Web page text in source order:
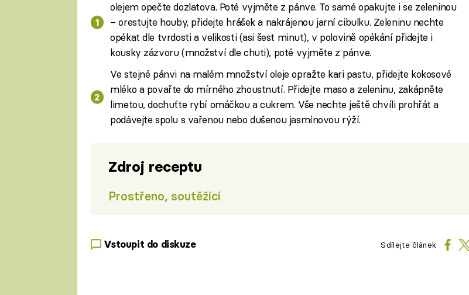
olejem opečte dozlatova. Poté vyjměte z pánve. To samé opakujte i se zeleninou
– orestujte houby, přidejte hrášek a nakrájenou jarní cibulku. Zeleninu nechte
opékat dle tvrdosti a velikosti (asi šest minut), v polovině opékání přidejte i
kousky zázvoru (množství dle chuti), poté vyjměte z pánve.
Ve stejné pánvi na malém množství oleje opražte kari pastu, přidejte kokosové
mléko a povařte do mírného zhoustnutí. Přidejte maso a zeleninu, zakápněte
limetou, dochuťte rybí omáčkou a cukrem. Vše nechte ještě chvíli prohřát a
podávejte spolu s vařenou nebo dušenou jasmínovou rýží.
Zdroj receptu
Prostřeno, soutěžící
Vstoupit do diskuze Sdílejte článek